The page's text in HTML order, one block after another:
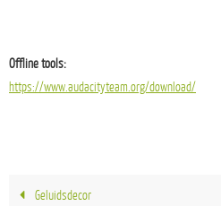
Offline tools:
https://www.audacityteam.org/download/
Geluidsdecor